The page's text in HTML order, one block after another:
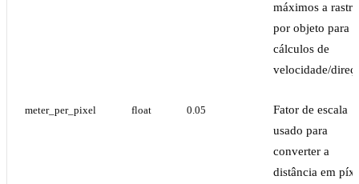
máximos a
por objeto para
cálculos de
velocidade/
meter_per_pixel float 0.05
Fator de escala
usado para
converter a
distância em